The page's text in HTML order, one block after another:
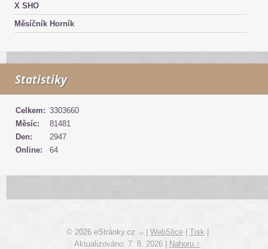
X SHO
Měsíčník Horník
Statistiky
Online: 64
Celkem: 3303660
Měsíc:
81481
Den:
2947
© 2026 eStránky.cz WebSlice Tisk
Aktualizováno: 7. 8. 2026
Nahoru ↑